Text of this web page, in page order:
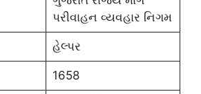
પરીવાહન વ્યવહાર નિગમ
હેલ્પર
1658